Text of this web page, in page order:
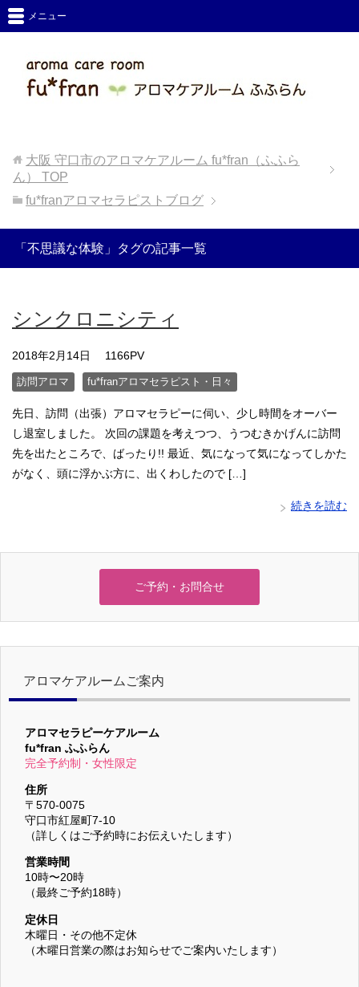
メニュー
大阪 守口市のアロマケアルーム fu*fran（ふふら
ん）
TOP
fu*franアロマセラピストブログ
「不思議な体験」タグの記事一覧
シンクロニシティ
2018年2月14日 1166PV
訪問アロマ fu*franアロマセラピスト・日々
先日、訪問（出張）アロマセラピーに伺い、少し時間をオーバー
し退室しました。 次回の課題を考えつつ、うつむきかげんに訪問
先を出たところで、ばったり!! 最近、気になって気になってしかた
がなく、頭に浮かぶ方に、出くわしたので […]
続きを読む
ご予約・お問合せ
アロマケアルームご案内
アロマセラピーケアルーム
fu*fran ふふらん
完全予約制・女性限定
住所
〒570-0075
守口市紅屋町7-10
（詳しくはご予約時にお伝えいたします）
営業時間
10時〜20時
（最終ご予約18時）
定休日
木曜日・その他不定休
（木曜日営業の際はお知らせでご案内いたします）